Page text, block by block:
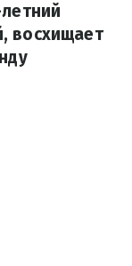
восхищает